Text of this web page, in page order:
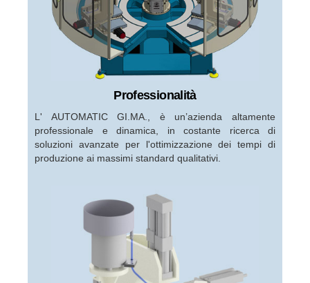
Professionalità
L' AUTOMATIC GI.MA., è un’azienda altamente
professionale e dinamica, in costante ricerca di
soluzioni avanzate per l'ottimizzazione dei tempi di
produzione ai massimi standard qualitativi.